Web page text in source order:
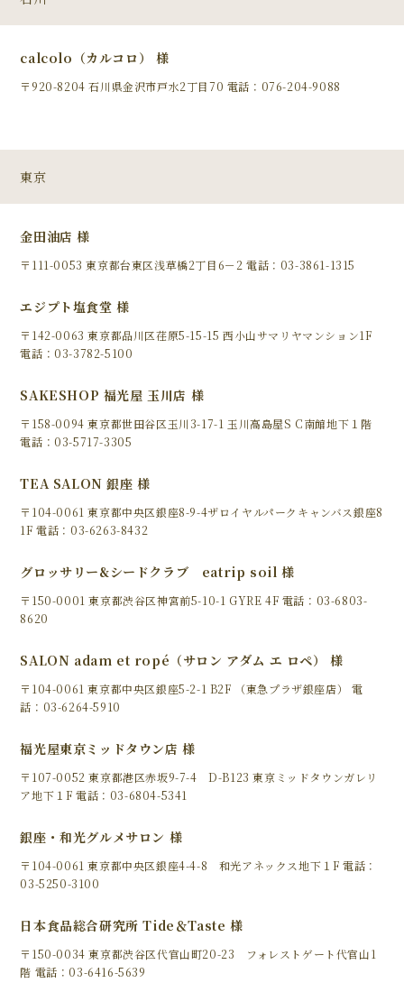
calcolo（カルコロ） 様
〒920-8204 石川県金沢市戸水2丁目70 電話：076-204-9088
東京
金田油店 様
〒111-0053 東京都台東区浅草橋2丁目6－2 電話：03-3861-1315
エジプト塩食堂 様
〒142-0063 東京都品川区荏原5-15-15 西小山サマリヤマンション1F
電話：03-3782-5100
SAKESHOP 福光屋 玉川店 様
〒158-0094 東京都世田谷区玉川3-17-1 玉川高島屋S C南館地下１階
電話：03-5717-3305
TEA SALON 銀座 様
〒104-0061 東京都中央区銀座8-9-4ザロイヤルパークキャンバス銀座8
1F 電話：03-6263-8432
グロッサリー&シードクラブ eatrip soil 様
〒150-0001 東京都渋谷区神宮前5-10-1 GYRE 4F 電話：03-6803-
8620
SALON adam et ropé（サロン アダム エ ロペ） 様
〒104-0061 東京都中央区銀座5-2-1 B2F （東急プラザ銀座店） 電
話：03-6264-5910
福光屋東京ミッドタウン店 様
〒107-0052 東京都港区赤坂9-7-4 D-B123 東京ミッドタウンガレリ
ア地下１F 電話：03-6804-5341
銀座・和光グルメサロン 様
〒104-0061 東京都中央区銀座4-4-8 和光アネックス地下１F 電話：
03-5250-3100
日本食品総合研究所 Tide＆Taste 様
〒150-0034 東京都渋谷区代官山町20-23 フォレストゲート代官山1
階 電話：03-6416-5639